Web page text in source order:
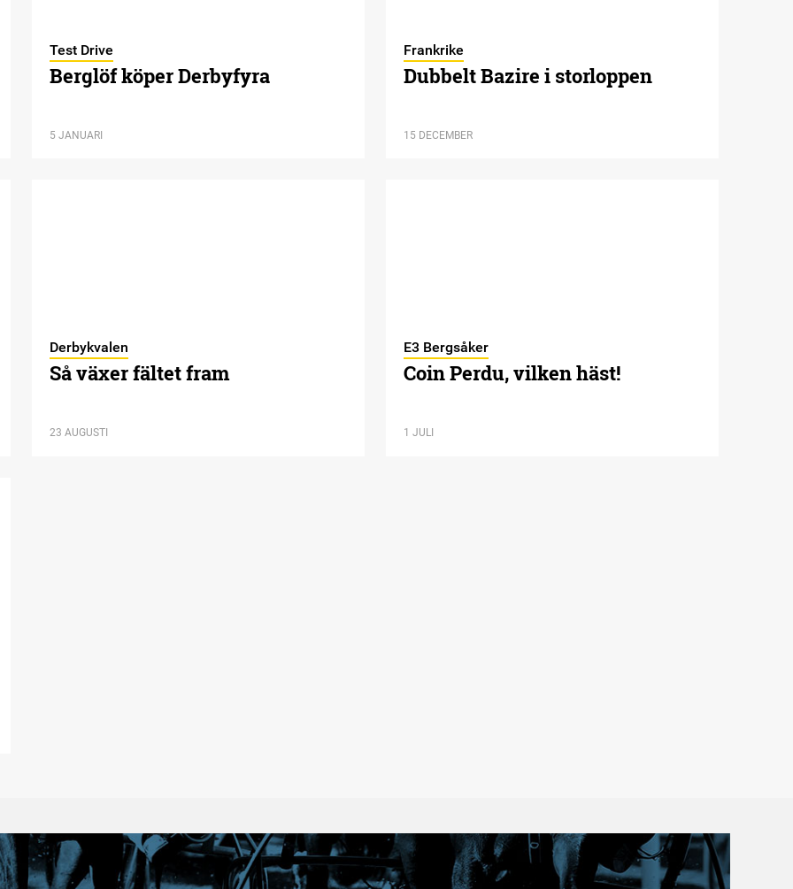
Test Drive
Berglöf köper Derbyfyra
5 JANUARI
Frankrike
Dubbelt Bazire i storloppen
15 DECEMBER
Derbykvalen
Så växer fältet fram
23 AUGUSTI
E3 Bergsåker
Coin Perdu, vilken häst!
1 JULI